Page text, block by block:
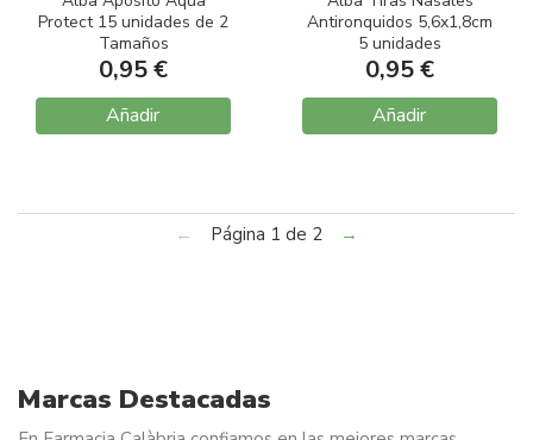
Protect 15 unidades de 2
Tamaños
0,95 €
Añadir
Antironquidos 5,6x1,8cm
5 unidades
0,95 €
Añadir
← Página 1 de 2 →
Marcas Destacadas